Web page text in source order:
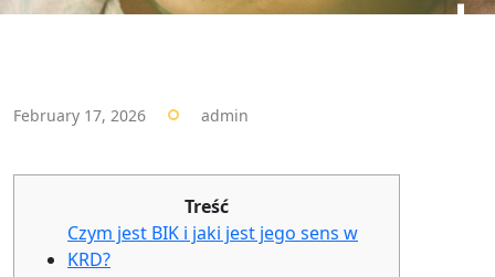
February 17, 2026 admin
Treść
Czym jest BIK i jaki jest jego sens w
KRD?